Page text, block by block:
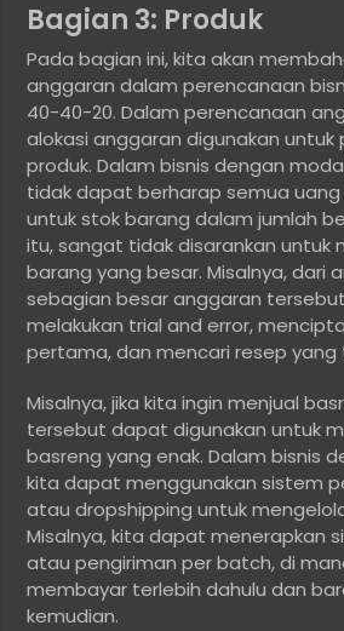
Bagian 3: Produk
Pada bagian ini, kita akan
anggaran dalam perencanaan
40-40-20. Dalam perencanaan
alokasi anggaran digunakan
produk. Dalam bisnis dengan
tidak dapat berharap semua uang
untuk stok barang dalam jumlah
itu, sangat tidak disarankan untuk
barang yang besar. Misalnya, dari
sebagian besar anggaran
melakukan trial and error,
pertama, dan mencari resep
Misalnya, jika kita ingin menjual
tersebut dapat digunakan untuk
basreng yang enak. Dalam bisnis
kita dapat menggunakan sistem
atau dropshipping untuk
Misalnya, kita dapat menerapkan
atau pengiriman per batch, di
membayar terlebih dahulu dan
kemudian.